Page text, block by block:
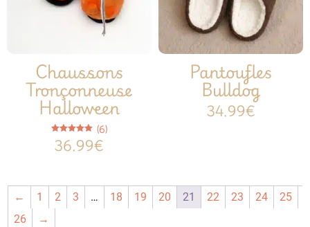
Chaussons
Tronçonneuse
Halloween
Note
5.00
sur 5
(6)
36.99€
Pantoufles
Bulldog
34.99€
← 1 2 3 … 18 19 20 21 22 23 24
25
26
→